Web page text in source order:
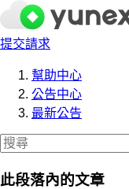
提交請求
幫助中心
公告中心
最新公告
此段落內的文章